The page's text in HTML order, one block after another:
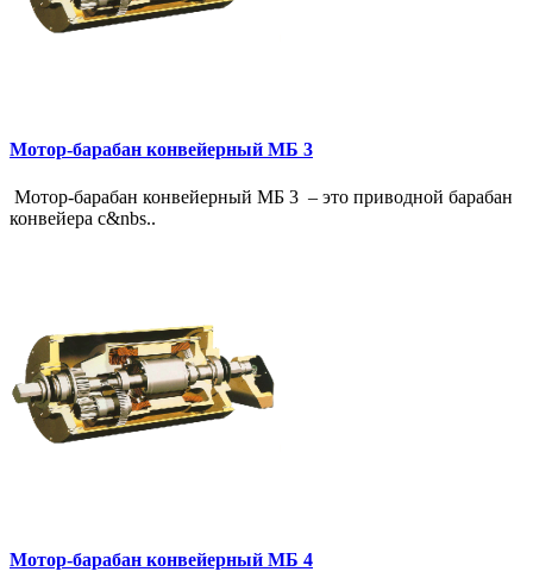
Мотор-барабан конвейерный МБ 3
Мотор-барабан конвейерный МБ 3 – это приводной барабан
конвейера с&nbs..
Мотор-барабан конвейерный МБ 4